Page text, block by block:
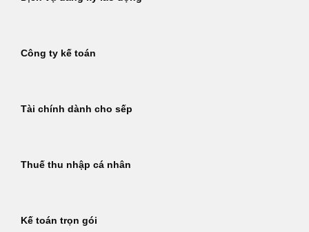
Công ty kế toán
Tài chính dành cho sếp
Thuế thu nhập cá nhân
Kế toán trọn gói